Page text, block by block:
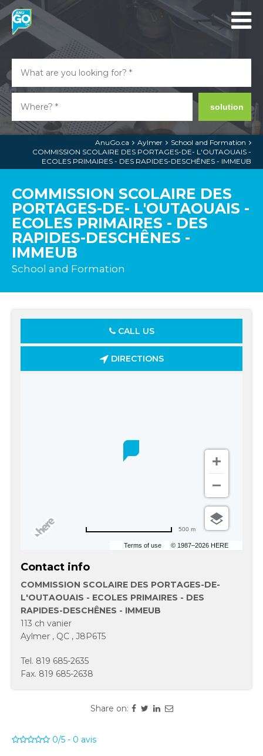
solution
AnuGo.ca Aylmer
School and Formation
COMMISSION SCOLAIRE DES PORTAGES-DE- L'OUTAOUAIS -
ECOLES PRIMAIRES - DES RAPIDES-DESCHÊNES - IMMEUB
COMMISSION SCOLAIRE DES
PORTAGES-DE- L'OUTAOUAIS -
ECOLES PRIMAIRES - DES
RAPIDES-DESCHÊNES -
IMMEUB
School and Formation
CALL US
DIRECTIONS
Terms of use © 1987–2026 HERE
500 m
Contact info
COMMISSION SCOLAIRE DES PORTAGES-DE-
L'OUTAOUAIS - ECOLES PRIMAIRES - DES
RAPIDES-DESCHÊNES - IMMEUB
113 ch vanier
Aylmer , QC , J8P6T5
Tel. 819 685-2635
Fax. 819 685-2638
Share on:
0/5 - 0 avis